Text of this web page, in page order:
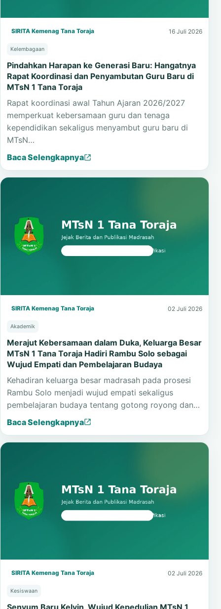
SIRITA Kemenag Tana Toraja 16 Juli 2026
Kelembagaan
Pindahkan Harapan ke Generasi Baru: Hangatnya
Rapat Koordinasi dan Penyambutan Guru Baru di
MTsN 1 Tana Toraja
Rapat koordinasi awal Tahun Ajaran 2026/2027
memperkuat kebersamaan guru dan tenaga
kependidikan sekaligus menyambut guru baru di
MTsN…
Baca Selengkapnya
SIRITA Kemenag Tana Toraja 02 Juli 2026
Akademik
Merajut Kebersamaan dalam Duka, Keluarga Besar
MTsN 1 Tana Toraja Hadiri Rambu Solo sebagai
Wujud Empati dan Pembelajaran Budaya
Kehadiran keluarga besar madrasah pada prosesi
Rambu Solo menjadi wujud empati sekaligus
pembelajaran budaya tentang gotong royong dan…
Baca Selengkapnya
SIRITA Kemenag Tana Toraja 02 Juli 2026
Kesiswaan